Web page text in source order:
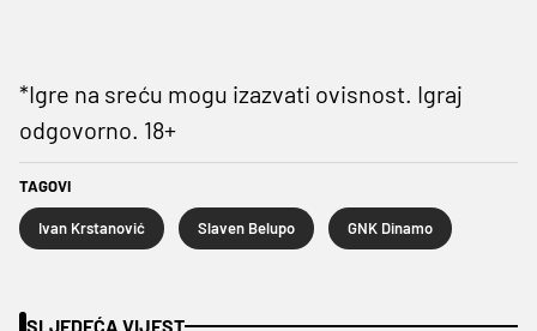
*Igre na sreću mogu izazvati ovisnost. Igraj
odgovorno. 18+
TAGOVI
Ivan Krstanović Slaven Belupo GNK Dinamo
SLJEDEĆA VIJEST